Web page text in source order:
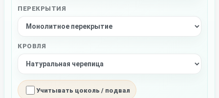
ПЕРЕКРЫТИЯ
КРОВЛЯ
Учитывать цоколь / подвал